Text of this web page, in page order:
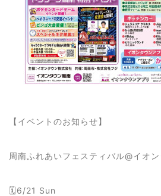
【イベントのお知らせ】
周南ふれあいフェスティバル@イオ
🗓6/21 Sun